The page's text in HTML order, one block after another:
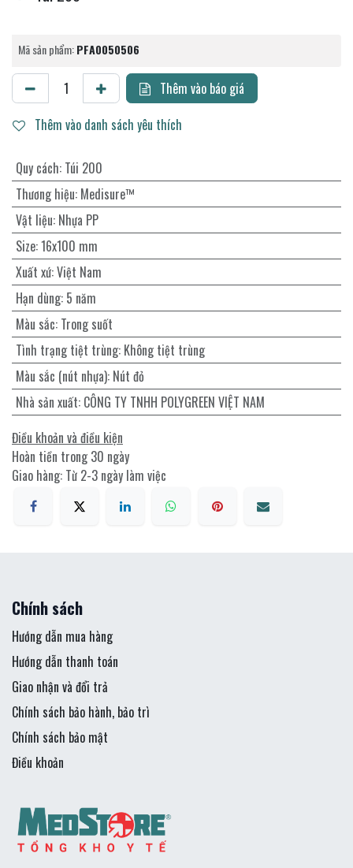
Mã sản phẩm:PFA0050506
Thêm vào báo giá
Thêm vào danh sách yêu thích
Quy cách: Túi 200
Thương hiệu: Medisure™
Vật liệu: Nhựa PP
Size:16x100 mm
Xuất xứ:Việt Nam
Hạn dùng: 5 năm
Màu sắc: Trong suốt
Tình trạng tiệt trùng: Không tiệt trùng
Màu sắc (nút nhựa): Nút đỏ
Nhà sản xuất: CÔNG TY TNHH POLYGREEN VIỆT NAM
Điều khoản và điều kiện
Hoàn tiền trong 30 ngày
Giao hàng: Từ 2-3 ngày làm việc
Chính sách
Hướng dẫn mua hàng
Hướng dẫn thanh toán
Giao nhận và đổi trả
Chính sách bảo hành, bảo trì
Chính sách bảo mật
Điều khoản